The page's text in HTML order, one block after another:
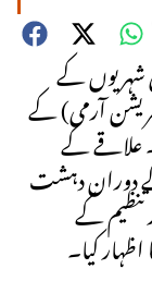
شہریوں کے
آرمی) کے
علاقے کے
دوران دہشت
کے
کیا۔